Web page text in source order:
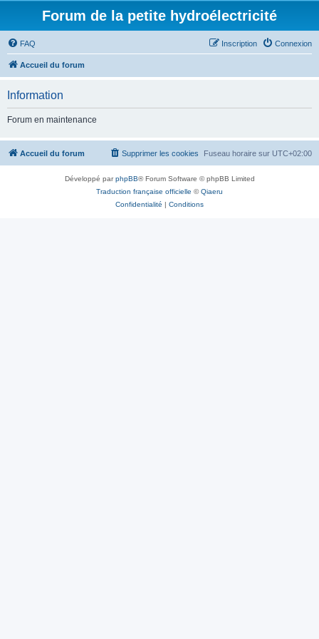
Forum de la petite hydroélectricité
FAQ Connexion
Inscription
Accueil du forum
Information
Forum en maintenance
Accueil du forum Fuseau horaire sur UTC+02:00
Supprimer les cookies
Développé parphpBB® Forum Software © phpBB Limited
Traduction française officielle ©Qiaeru
Confidentialité | Conditions